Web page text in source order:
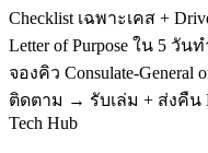
Checklist เฉพาะเคส +
Letter of Purpose ใน 5 วั
จองคิว Consulate-General
ติดตาม → รับเล่ม + ส่งคืน
Tech Hub